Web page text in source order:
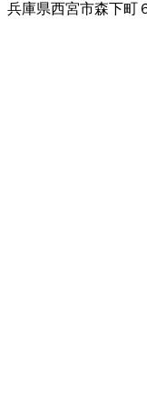
兵庫県西宮市森下町